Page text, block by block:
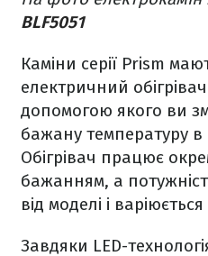
BLF5051
Каміни серії Prism
електричний
допомогою якого ви
бажану температуру в
Обігрівач працює
бажанням, а
від моделі і
Завдяки LED-